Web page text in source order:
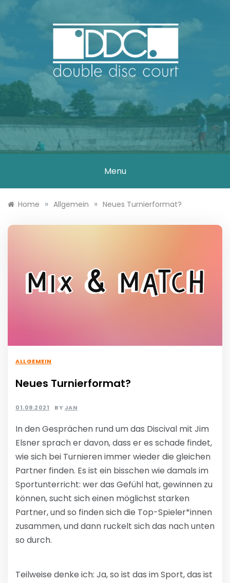
DOUBLE DISC
COURT
Menu
Home » Allgemein » Neues Turnierformat?
ALLGEMEIN
Neues Turnierformat?
01.09.2021 BYJAN
In den Gesprächen rund um das Discival mit Jim
Elsner sprach er davon, dass er es schade findet,
wie sich bei Turnieren immer wieder die gleichen
Partner finden. Es ist ein bisschen wie damals im
Sportunterricht: wer das Gefühl hat, gewinnen zu
können, sucht sich einen möglichst starken
Partner, und so finden sich die Top-Spieler*innen
zusammen, und dann ruckelt sich das nach unten
so durch.
Teilweise denke ich: Ja, so ist das im Sport, das ist